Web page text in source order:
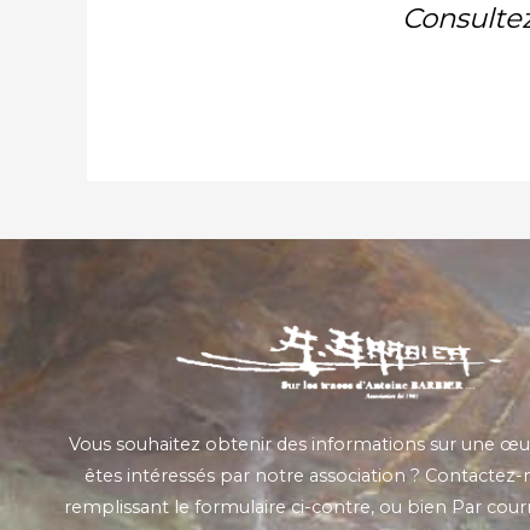
Vous souhaitez obtenir des informations sur une
êtes intéressés par notre association ? Contactez-
remplissant le formulaire ci-contre, ou bien Par